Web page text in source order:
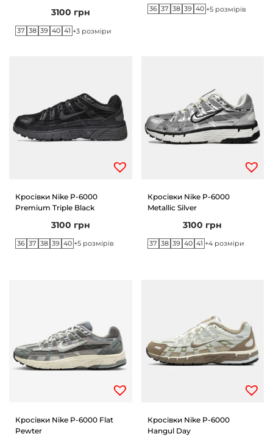
3100 грн
37 38 39 40 41 +3 розміри
36 37 38 39 40 +5 розмірів
Кросівки Nike P-6000
Premium Triple Black
3100 грн
36 37 38 39 40 +5 розмірів
Кросівки Nike P-6000
Metallic Silver
3100 грн
37 38 39 40 41 +4 розміри
Кросівки Nike P-6000 Flat
Pewter
Кросівки Nike P-6000
Hangul Day